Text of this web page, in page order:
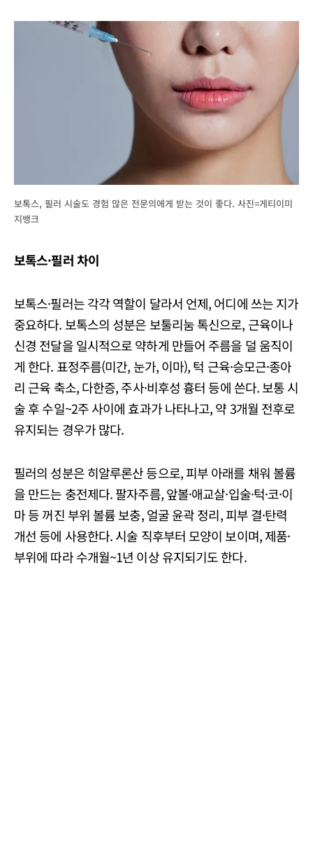
보톡스, 필러 시술도 경험 많은 전문의에게 받는 것이 좋다. 사진=게티이미
지뱅크
보톡스·필러 차이
보톡스·필러는 각각 역할이 달라서 언제, 어디에 쓰는 지가
중요하다. 보톡스의 성분은 보툴리눔 톡신으로, 근육이나
신경 전달을 일시적으로 약하게 만들어 주름을 덜 움직이
게 한다. 표정주름(미간, 눈가, 이마), 턱 근육·승모근·종아
리 근육 축소, 다한증, 주사·비후성 흉터 등에 쓴다. 보통 시
술 후 수일~2주 사이에 효과가 나타나고, 약 3개월 전후로
유지되는 경우가 많다.
​필러의 성분은 히알루론산 등으로, 피부 아래를 채워 볼륨
을 만드는 충전제다. 팔자주름, 앞볼·애교살·입술·턱·코·이
마 등 꺼진 부위 볼륨 보충, 얼굴 윤곽 정리, 피부 결·탄력
개선 등에 사용한다. 시술 직후부터 모양이 보이며, 제품·
부위에 따라 수개월~1년 이상 유지되기도 한다.